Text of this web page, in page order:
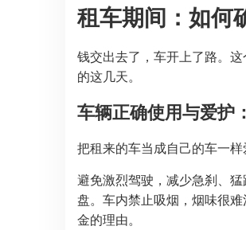
租车期间：如何
钱交出去了，车开上了路。
的这几天。
车辆正确使用与爱护
把租来的车当成自己的车一
避免激烈驾驶，减少急刹、
盘。车内禁止吸烟，烟味很
金的理由。